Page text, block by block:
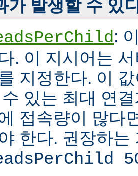
가 발생할 수 있
:
. 이 지시어는
지정한다. 이
있는 최대 연
접속량이 많다
한다. 권장하는